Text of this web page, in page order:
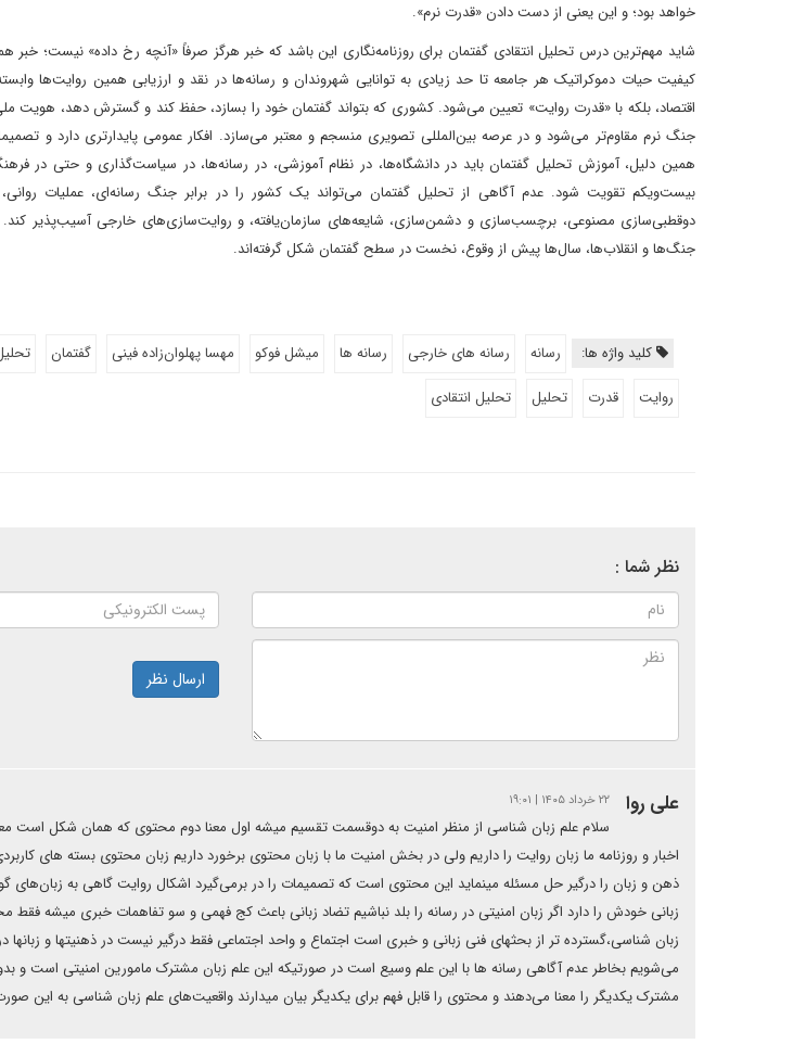
خواهد بود؛ و این یعنی از دست دادن «قدرت نرم».
شاید مهم‌ترین درس تحلیل انتقادی گفتمان برای روزنامه‌نگاری این باشد که خبر هرگز صرفاً «آنچه رخ داده» نیست؛ خبر
کیفیت حیات دموکراتیک هر جامعه تا حد زیادی به توانایی شهروندان و رسانه‌ها در نقد و ارزیابی همین روایت‌ها
اقتصاد، بلکه با «قدرت روایت» تعیین می‌شود. کشوری که بتواند گفتمان خود را بسازد، حفظ کند و گسترش دهد، هویت
جنگ نرم مقاوم‌تر می‌شود و در عرصه بین‌المللی تصویری منسجم و معتبر می‌سازد. افکار عمومی پایدارتری دارد و
همین دلیل، آموزش تحلیل گفتمان باید در دانشگاه‌ها، در نظام آموزشی، در رسانه‌ها، در سیاست‌گذاری و حتی در
بیست‌ویکم تقویت شود. ‌عدم آگاهی از تحلیل گفتمان می‌تواند یک کشور را در برابر جنگ رسانه‌ای، عملیات
دوقطبی‌سازی مصنوعی، برچسب‌سازی و دشمن‌سازی، شایعه‌های سازمان‌یافته، و روایت‌سازی‌های خارجی آسیب‌پذیر کند.
جنگ‌ها و انقلاب‌ها، سال‌ها پیش از وقوع، نخست در سطح گفتمان شکل گرفته‌اند.
کلید واژه ها: رسانه رسانه های خارجی رسانه ها میشل فوکو مهسا پهلوان‌زاده فینی گفتمان
روایت
قدرت تحلیل تحلیل انتقادی
نظر شما :
ارسال نظر
علی روا ۲۲ خرداد ۱۴۰۵ | ۱۹:۰۱
سلام علم زبان شناسی از منظر امنیت به دوقسمت تقسیم میشه اول معنا دوم محتوی که همان شکل است
اخبار و روزنامه ما زبان روایت را داریم ولی در بخش امنیت ما با زبان محتوی برخورد داریم زبان محتوی بسته های
ذهن و زبان را درگیر حل مسئله مینماید این محتوی است که تصمیمات را در برمی‌گیرد اشکال روایت گاهی به زبان‌های
زبانی خودش را دارد اگر زبان امنیتی در رسانه را بلد نباشیم تضاد زبانی باعث کج فهمی و سو تفاهمات خبری میشه فقط
زبان شناسی،گسترده تر از بحثهای فنی زبانی و خبری است اجتماع و واحد اجتماعی فقط درگیر نیست در ذهنیتها و
می‌شویم بخاطر عدم آگاهی رسانه ها با این علم وسیع است در صورتیکه این علم زبان مشترک مامورین امنیتی است و
مشترک یکدیگر را معنا می‌دهند و محتوی را قابل فهم برای یکدیگر بیان میدارند واقعیت‌های علم زبان شناسی به این